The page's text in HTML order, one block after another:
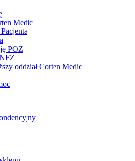
Medic
POZ
oddział Corten Medic